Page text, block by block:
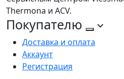
Thermona и ACV.
Покупателю
Доставка и оплата
Аккаунт
Регистрация